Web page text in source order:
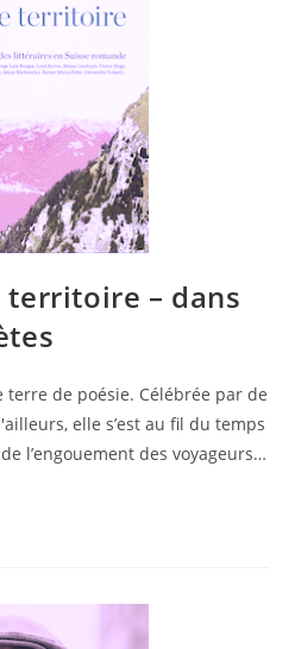
territoire – dans
terre de poésie. Célébrée par de
elle s’est au fil du temps
l’engouement des voyageurs…